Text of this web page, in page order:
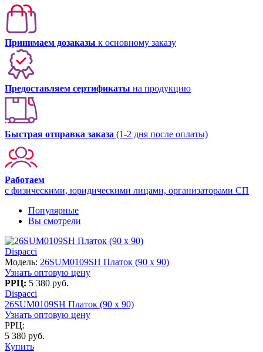
Принимаем дозаказы к основному заказу
Предоставляем сертификаты на продукцию
Быстрая отправка заказа (1-2 дня после оплаты)
Работаем
с физическими, юридическими лицами, организаторами СП
Популярные
Вы смотрели
Dispacci
Модель: 26SUM0109SH Платок (90 х 90)
Узнать оптовую цену
РРЦ: 5 380 руб.
Dispacci
26SUM0109SH Платок (90 х 90)
Узнать оптовую цену
РРЦ:
5 380 руб.
Купить